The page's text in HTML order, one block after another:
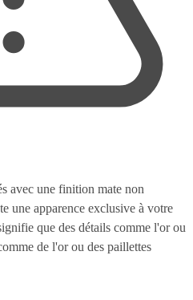
avec une finition mate non
une apparence exclusive à votre
que des détails comme l'or ou
de l'or ou des paillettes